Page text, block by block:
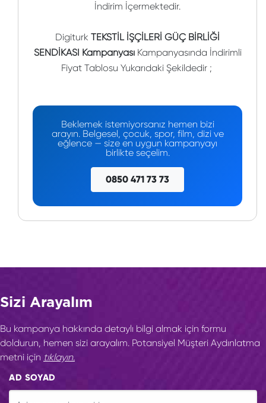
İndirim İçermektedir.
Digiturk TEKSTİL İŞÇİLERİ GÜÇ BİRLİĞİ
SENDİKASI KampanyasıKampanyasında İndirimli
Fiyat Tablosu Yukarıdaki Şekildedir ;
Beklemek istemiyorsanız hemen bizi
arayın. Belgesel, çocuk, spor, film, dizi ve
eğlence — size en uygun kampanyayı
birlikte seçelim.
0850 471 73 73
Sizi Arayalım
Bu kampanya hakkında detaylı bilgi almak için formu
doldurun, hemen sizi arayalım. Potansiyel Müşteri Aydınlatma
metni için tıklayın.
AD SOYAD